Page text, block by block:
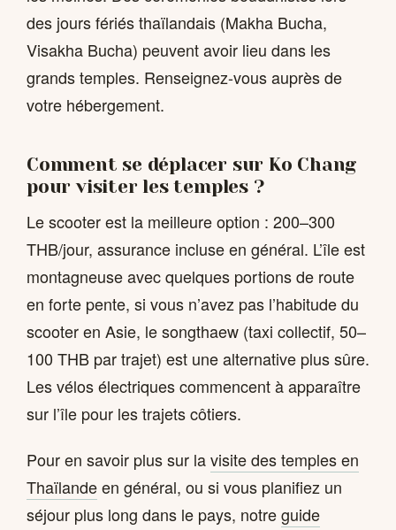
des jours fériés thaïlandais (Makha Bucha,
Visakha Bucha) peuvent avoir lieu dans les
grands temples. Renseignez-vous auprès de
votre hébergement.
Comment se déplacer sur Ko Chang
pour visiter les temples ?
Le scooter est la meilleure option : 200–300
THB/jour, assurance incluse en général. L’île est
montagneuse avec quelques portions de route
en forte pente, si vous n’avez pas l’habitude du
scooter en Asie, le songthaew (taxi collectif, 50–
100 THB par trajet) est une alternative plus sûre.
Les vélos électriques commencent à apparaître
sur l’île pour les trajets côtiers.
Pour en savoir plus sur lavisite des temples en
Thaïlandeen général, ou si vous planifiez un
séjour plus long dans le pays, notreguide